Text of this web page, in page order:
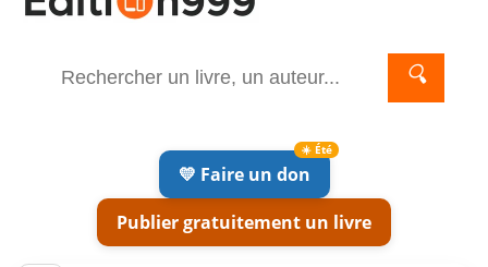
🔍
💛 Faire un don
Publier gratuitement un livre